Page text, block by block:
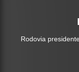
Rodovia